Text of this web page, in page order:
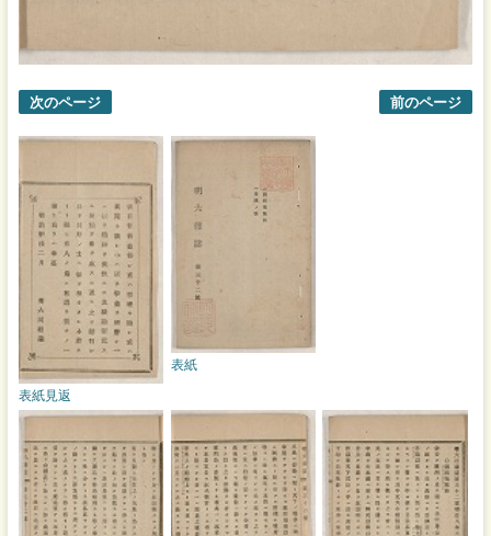
次のページ 前のページ
表紙
表紙見返